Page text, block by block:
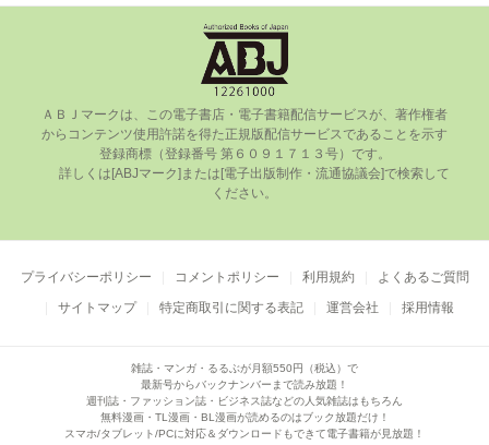
ＡＢＪマークは、この電⼦書店・電⼦書籍配信サービスが、著作権者
からコンテンツ使⽤許諾を得た正規版配信サービスであることを⽰す
登録商標（登録番号 第６０９１７１３号）です。
ください。
プライバシーポリシー コメントポリシー 利用規約
よくあるご質問
サイトマップ
特定商取引に関する表記 運営会社 採用情報
雑誌・マンガ・るるぶが月額550円（税込）で
最新号からバックナンバーまで読み放題！
週刊誌・ファッション誌・ビジネス誌などの人気雑誌はもちろん
無料漫画・TL漫画・BL漫画が読めるのはブック放題だけ！
スマホ/タブレット/PCに対応＆ダウンロードもできて電子書籍が見放題！